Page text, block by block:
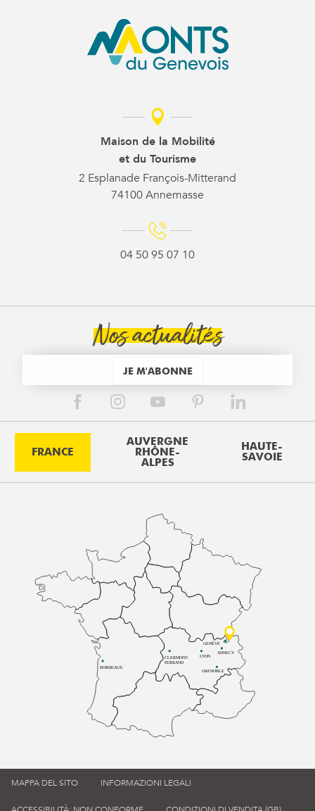
Maison de la Mobilité
et du Tourisme
2 Esplanade François-Mitterand
74100 Annemasse
04 50 95 07 10
Nos actualités
JE M'ABONNE
FRANCE
AUVERGNE
RHÔNE-
ALPES
HAUTE-
SAVOIE
BORDEAUX
CLERMONT-
FERRAND
LYON
ANNECY
GRENOBLE
GENÈVE
MAPPA DEL SITO INFORMAZIONI LEGALI